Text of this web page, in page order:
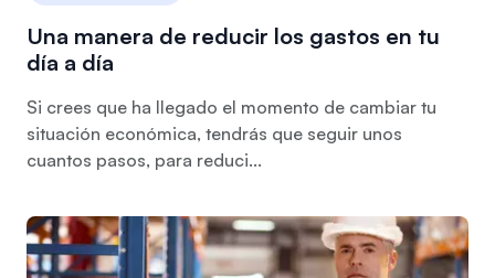
Una manera de reducir los gastos en tu
día a día
Si crees que ha llegado el momento de cambiar tu
situación económica, tendrás que seguir unos
cuantos pasos, para reduci...